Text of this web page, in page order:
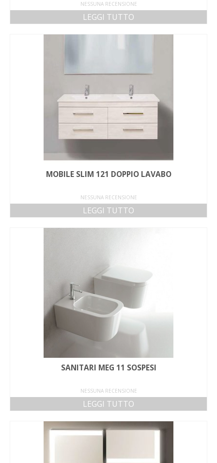
NESSUNA RECENSIONE
LEGGI TUTTO
MOBILE SLIM 121 DOPPIO LAVABO
NESSUNA RECENSIONE
LEGGI TUTTO
SANITARI MEG 11 SOSPESI
NESSUNA RECENSIONE
LEGGI TUTTO